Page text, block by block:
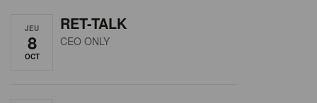
JEU
8
OCT
RET-TALK
CEO ONLY